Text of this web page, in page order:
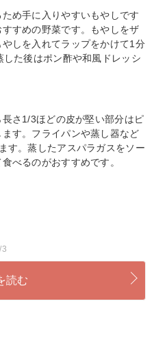
め手に入りやすいもやしです
すめの野菜です。もやしをザ
しを入れてラップをかけて1分
た後はポン酢や和風ドレッシ
さ1/3ほどの皮が堅い部分はピ
す。フライパンや蒸し器など
す。蒸したアスパラガスをソー
べるのがおすすめです。
3
読む